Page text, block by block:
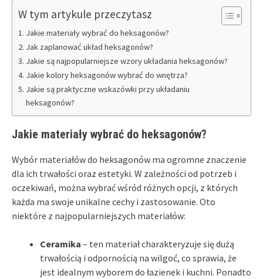
W tym artykule przeczytasz
Jakie materiały wybrać do heksagonów?
Jak zaplanować układ heksagonów?
Jakie są najpopularniejsze wzory układania heksagonów?
Jakie kolory heksagonów wybrać do wnętrza?
Jakie są praktyczne wskazówki przy układaniu
heksagonów?
Jakie materiały wybrać do heksagonów?
Wybór materiałów do heksagonów ma ogromne znaczenie
dla ich trwałości oraz estetyki. W zależności od potrzeb i
oczekiwań, można wybrać wśród różnych opcji, z których
każda ma swoje unikalne cechy i zastosowanie. Oto
niektóre z najpopularniejszych materiałów:
Ceramika – ten materiał charakteryzuje się dużą
trwałością i odpornością na wilgoć, co sprawia, że
jest idealnym wyborem do łazienek i kuchni. Ponadto